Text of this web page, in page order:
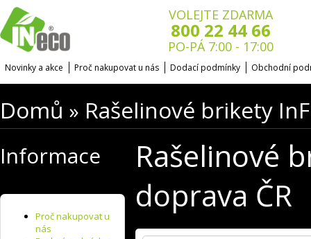
VOLEJTE ZDARMA
800 22 44 66
PO-PÁ 7:00 - 17:00
Novinky a akce Proč nakupovat u nás Dodací podmínky Obchodní
Domů » Rašelinové brikety
Informace
Proč nakupovat u
nás
Rašelinové
doprava ČR